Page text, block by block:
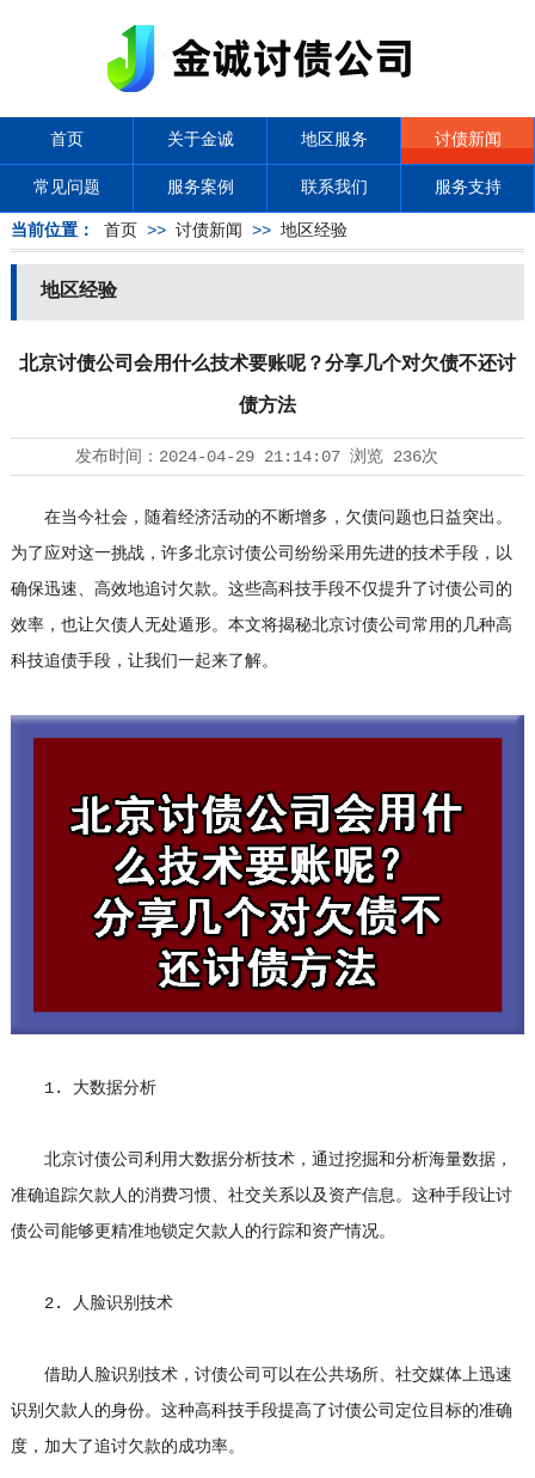
首页 关于金诚 地区服务 讨债新闻
常见问题 服务案例 联系我们 服务支持
当前位置： 首页 >> 讨债新闻 >> 地区经验
地区经验
北京讨债公司会用什么技术要账呢？分享几个对欠债不还讨
债方法
发布时间： 2024-04-29 21:14:07浏览 236次
在当今社会，随着经济活动的不断增多，欠债问题也日益突出。
为了应对这一挑战，许多北京讨债公司 纷纷采用先进的技术手段，以
确保迅速、高效地追讨欠款。这些高科技手段不仅提升了讨债公司 的
效率，也让欠债人无处遁形。本文将揭秘北京讨债公司常用的几种高
科技追债手段，让我们一起来了解。
1. 大数据分析
北京讨债公司利用大数据分析技术，通过挖掘和分析海量数据，
准确追踪欠款人的消费习惯、社交关系以及资产信息。这种手段让讨
债公司能够更精准地锁定欠款人的行踪和资产情况。
2. 人脸识别技术
借助人脸识别技术，讨债公司可以在公共场所、社交媒体上迅速
识别欠款人的身份。这种高科技手段提高了讨债公司定位目标的准确
度，加大了追讨欠款的成功率。